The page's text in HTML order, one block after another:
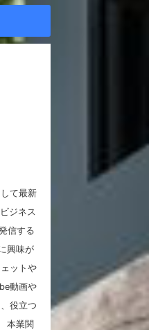
て最新
ジネス
信する
興味が
ットや
動画や
役立つ
本業関